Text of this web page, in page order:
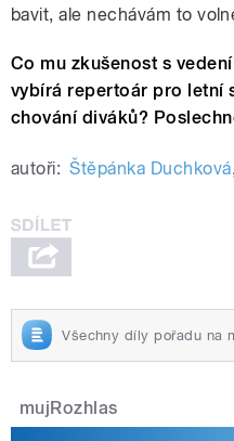
bavit, ale nechávám to
Co mu zkušenost s
vybírá repertoár pro letní
chování diváků?
autoři: Štěpánka Duchková,
Všechny díly pořadu na
mujRozhlas